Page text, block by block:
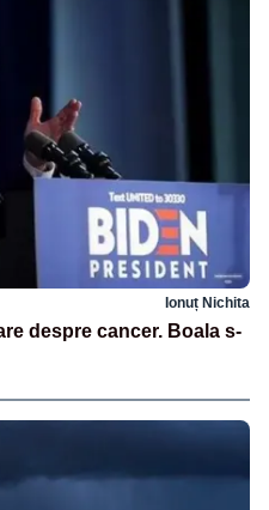
Ionuț Nichita
despre cancer. Boala s-